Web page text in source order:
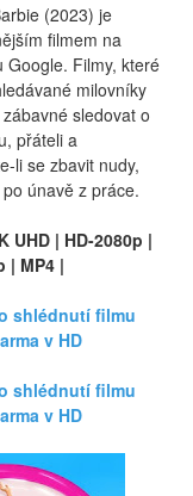
(2023) je
filmem na
Google. Filmy, které
milovníky
sledovat o
přáteli a
li se zbavit nudy,
únavě z práce.
UHD | HD-2080p |
| MP4 |
shlédnutí filmu
v HD
shlédnutí filmu
v HD